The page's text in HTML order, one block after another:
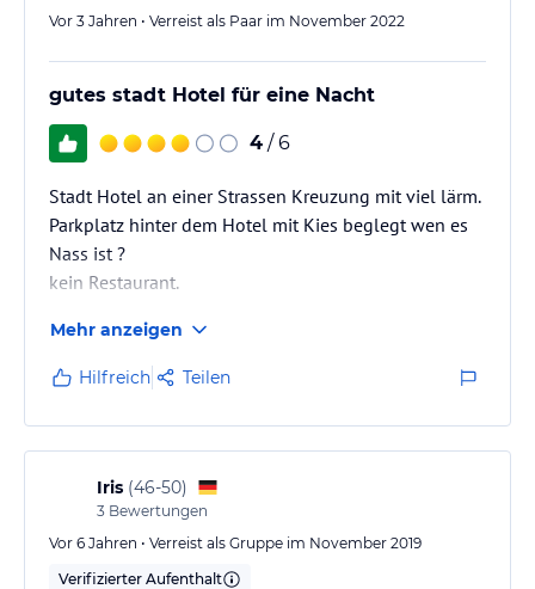
Vor 3 Jahren • Verreist als Paar im November 2022
gutes stadt Hotel für eine Nacht
4 / 6
Stadt Hotel an einer Strassen Kreuzung mit viel lärm.
Parkplatz hinter dem Hotel mit Kies beglegt wen es
Nass ist ?
kein Restaurant.
Mehr anzeigen
Hilfreich Teilen
Iris (46-50)
3 Bewertungen
Vor 6 Jahren • Verreist als Gruppe im November 2019
Verifizierter Aufenthalt